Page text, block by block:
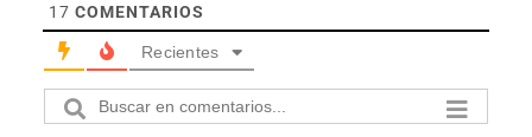
17 COMENTARIOS
Recientes